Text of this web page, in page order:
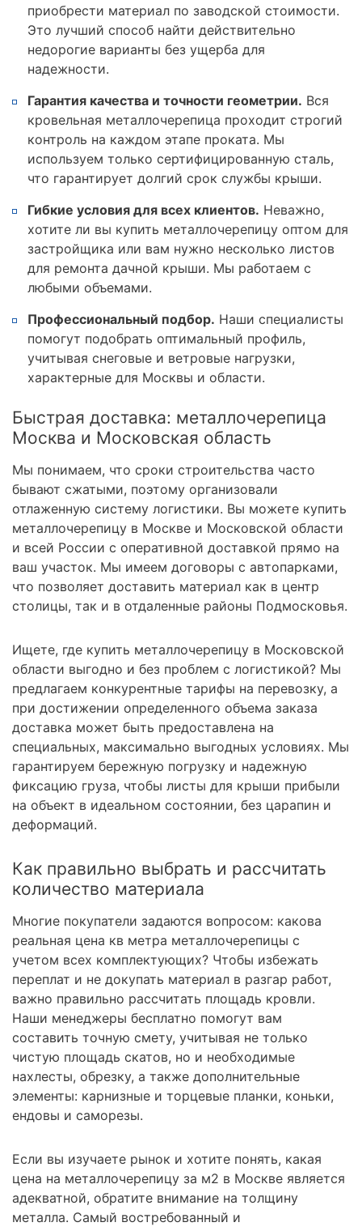
приобрести материал по заводской стоимости.
Это лучший способ найти действительно
недорогие варианты без ущерба для
надежности.
Гарантия качества и точности геометрии. Вся
кровельная металлочерепица проходит строгий
контроль на каждом этапе проката. Мы
используем только сертифицированную сталь,
что гарантирует долгий срок службы крыши.
Гибкие условия для всех клиентов. Неважно,
хотите ли вы купить металлочерепицу оптом для
застройщика или вам нужно несколько листов
для ремонта дачной крыши. Мы работаем с
любыми объемами.
Профессиональный подбор. Наши специалисты
помогут подобрать оптимальный профиль,
учитывая снеговые и ветровые нагрузки,
характерные для Москвы и области.
Быстрая доставка: металлочерепица
Москва и Московская область
Мы понимаем, что сроки строительства часто
бывают сжатыми, поэтому организовали
отлаженную систему логистики. Вы можете купить
металлочерепицу в Москве и Московской области
и всей России с оперативной доставкой прямо на
ваш участок. Мы имеем договоры с автопарками,
что позволяет доставить материал как в центр
столицы, так и в отдаленные районы Подмосковья.
Ищете, где купить металлочерепицу в Московской
области выгодно и без проблем с логистикой? Мы
предлагаем конкурентные тарифы на перевозку, а
при достижении определенного объема заказа
доставка может быть предоставлена на
специальных, максимально выгодных условиях. Мы
гарантируем бережную погрузку и надежную
фиксацию груза, чтобы листы для крыши прибыли
на объект в идеальном состоянии, без царапин и
деформаций.
Как правильно выбрать и рассчитать
количество материала
Многие покупатели задаются вопросом: какова
реальная цена кв метра металлочерепицы с
учетом всех комплектующих? Чтобы избежать
переплат и не докупать материал в разгар работ,
важно правильно рассчитать площадь кровли.
Наши менеджеры бесплатно помогут вам
составить точную смету, учитывая не только
чистую площадь скатов, но и необходимые
нахлесты, обрезку, а также дополнительные
элементы: карнизные и торцевые планки, коньки,
ендовы и саморезы.
Если вы изучаете рынок и хотите понять, какая
цена на металлочерепицу за м2 в Москве является
адекватной, обратите внимание на толщину
металла. Самый востребованный и